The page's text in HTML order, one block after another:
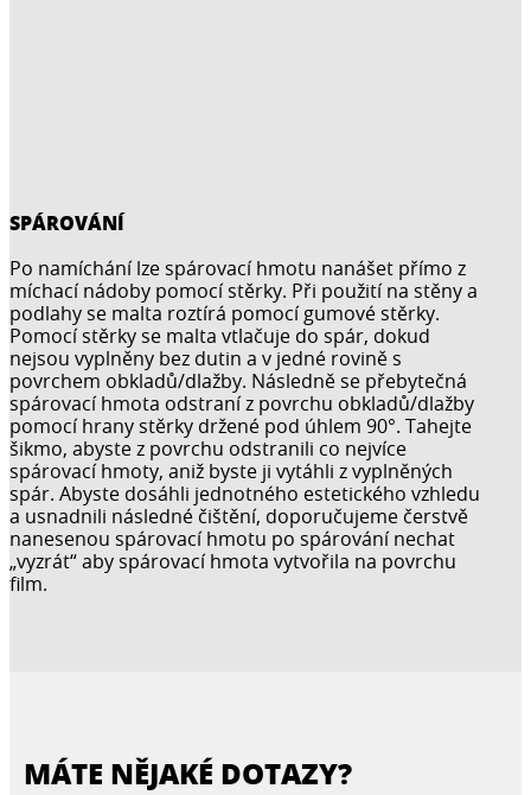
SPÁROVÁNÍ
Po namíchání lze spárovací hmotu nanášet přímo z
míchací nádoby pomocí stěrky. Při použití na stěny a
podlahy se malta roztírá pomocí gumové stěrky.
Pomocí stěrky se malta vtlačuje do spár, dokud
nejsou vyplněny bez dutin a v jedné rovině s
povrchem obkladů/dlažby. Následně se přebytečná
spárovací hmota odstraní z povrchu obkladů/dlažby
pomocí hrany stěrky držené pod úhlem 90°. Tahejte
šikmo, abyste z povrchu odstranili co nejvíce
spárovací hmoty, aniž byste ji vytáhli z vyplněných
spár. Abyste dosáhli jednotného estetického vzhledu
a usnadnili následné čištění, doporučujeme čerstvě
nanesenou spárovací hmotu po spárování nechat
„vyzrát“ aby spárovací hmota vytvořila na povrchu
film.
MÁTE NĚJAKÉ DOTAZY?